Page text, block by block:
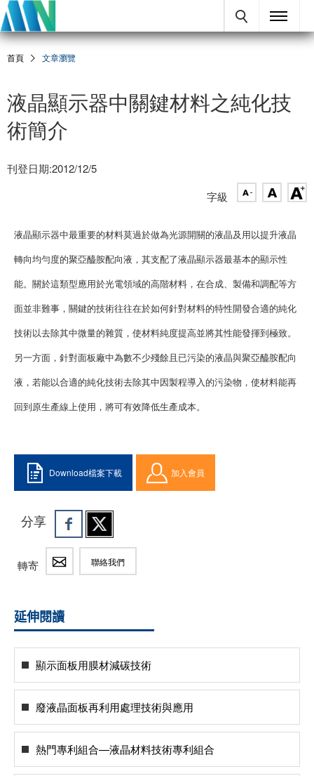
首頁 文章瀏覽
液晶顯示器中關鍵材料之純化技
術簡介
刊登日期:2012/12/5
字級
液晶顯示器中最重要的材料莫過於做為光源開關的液晶及用以提升液晶
轉向均勻度的聚亞醯胺配向液，其支配了液晶顯示器最基本的顯示性
能。關於這類型應用於光電領域的高階材料，在合成、製備和調配等方
面並非難事，關鍵的技術往往在於如何針對材料的特性開發合適的純化
技術以去除其中微量的雜質，使材料純度提高並將其性能發揮到極致。
另一方面，針對面板廠中為數不少殘餘且已污染的液晶與聚亞醯胺配向
液，若能以合適的純化技術去除其中因製程導入的污染物，使材料能再
回到原生產線上使用，將可有效降低生產成本。
Download檔案下載 加入會員
分享
轉寄 聯絡我們
延伸閱讀
顯示面板用膜材減碳技術
廢液晶面板再利用處理技術與應用
熱門專利組合—液晶材料技術專利組合